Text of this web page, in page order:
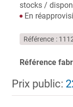
stocks /
En
Référence
Référence
Prix public: